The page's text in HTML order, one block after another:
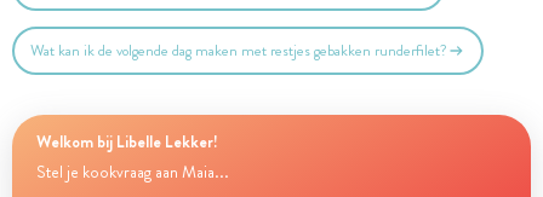
Wat kan ik de volgende dag maken met restjes gebakken runderfilet?
Welkom bij Libelle Lekker!
Stel je kookvraag aan Maia...